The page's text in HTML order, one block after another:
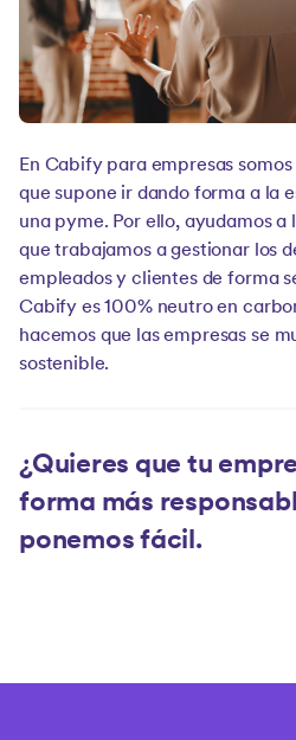
En Cabify para empresas
que supone ir dando forma a la
una pyme. Por ello, ayudamos a
que trabajamos a gestionar los
empleados y clientes de forma
Cabify es 100% neutro en
hacemos que las empresas se
sostenible.
¿Quieres que tu
forma más
ponemos fácil.